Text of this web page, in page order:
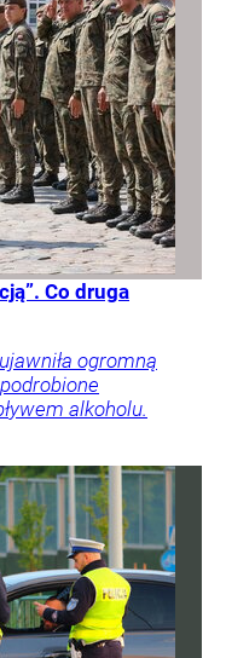
Co druga
ogromną
alkoholu.